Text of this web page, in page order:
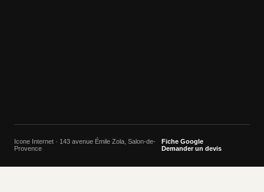
Icone Internet · 143 avenue Émile Zola, Salon-de-
Provence
Fiche Google
Demander un devis